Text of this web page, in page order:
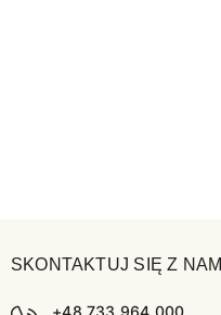
SKONTAKTUJ SIĘ Z NAMI
+48 733 964 000